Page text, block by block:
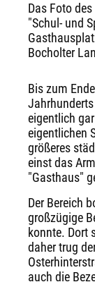
Das Foto
"Schul- und
Bocholter
Bis zum
eigentlich
eigentlichen
größeres
einst das
"Gasthaus"
Der Bereich
großzügige
konnte. Dort
daher trug
auch die